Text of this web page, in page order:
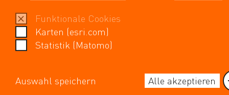
Funktionale Cookies
Karten (esri.com)
Statistik (Matomo)
Alle akzeptieren
Auswahl speichern